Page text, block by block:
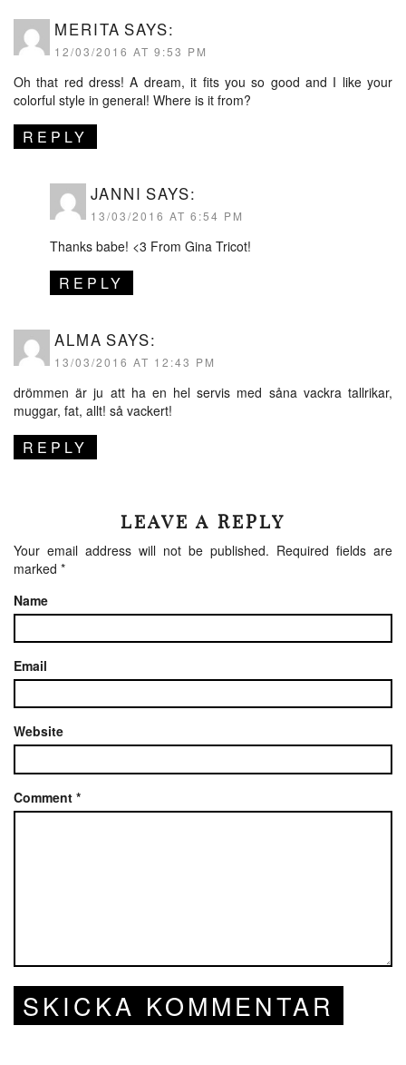
MERITA SAYS:
12/03/2016 AT 9:53 PM
Oh that red dress! A dream, it fits you so good and I like your
colorful style in general! Where is it from?
REPLY
JANNI SAYS:
13/03/2016 AT 6:54 PM
Thanks babe! <3 From Gina Tricot!
REPLY
ALMA SAYS:
13/03/2016 AT 12:43 PM
drömmen är ju att ha en hel servis med såna vackra tallrikar,
muggar, fat, allt! så vackert!
REPLY
LEAVE A REPLY
Your email address will not be published. Required fields are
marked *
Name
Email
Website
Comment *
SKICKA KOMMENTAR